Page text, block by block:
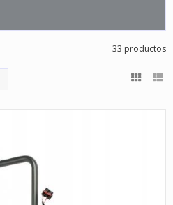
33 productos